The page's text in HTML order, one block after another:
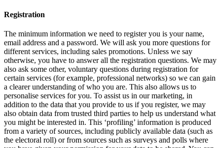
Registration
The minimum information we need to register you is your name,
email address and a password. We will ask you more questions for
different services, including sales promotions. Unless we say
otherwise, you have to answer all the registration questions. We may
also ask some other, voluntary questions during registration for
certain services (for example, professional networks) so we can gain
a clearer understanding of who you are. This also allows us to
personalise services for you. To assist us in our marketing, in
addition to the data that you provide to us if you register, we may
also obtain data from trusted third parties to help us understand what
you might be interested in. This ‘profiling’ information is produced
from a variety of sources, including publicly available data (such as
the electoral roll) or from sources such as surveys and polls where